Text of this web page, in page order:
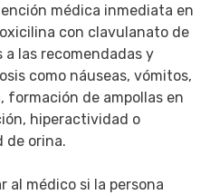
médica inmediata en
con clavulanato de
a las recomendadas y
como náuseas, vómitos,
formación de ampollas en
hiperactividad o
de orina.
al médico si la persona